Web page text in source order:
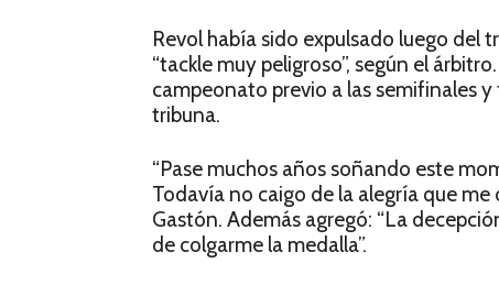
Revol había sido expulsado luego del
“tackle muy peligroso”, según el
campeonato previo a las semifinales
tribuna.
“Pase muchos años soñando este
Todavía no caigo de la alegría que
Gastón. Además agregó: “La
de colgarme la medalla”.